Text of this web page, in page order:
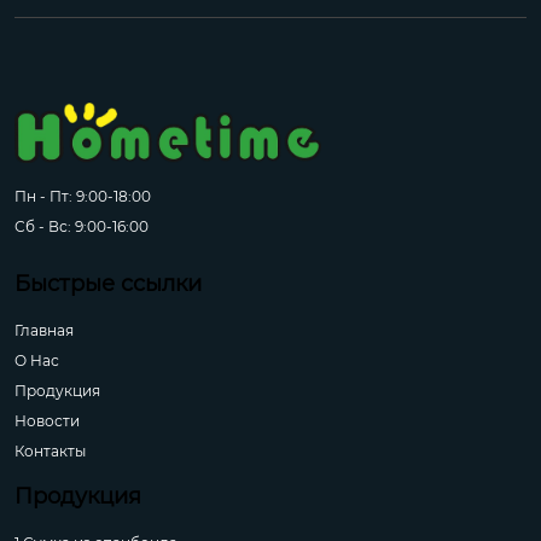
Пн - Пт: 9:00-18:00
Сб - Вс: 9:00-16:00
Быстрые ссылки
Главная
О Hас
Продукция
Новости
Контакты
Продукция